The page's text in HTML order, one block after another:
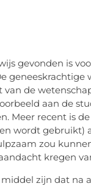
gevonden is
geneeskrachtige
de
aan de
Meer recent is
wordt gebruikt)
zou
kregen
zijn dat na